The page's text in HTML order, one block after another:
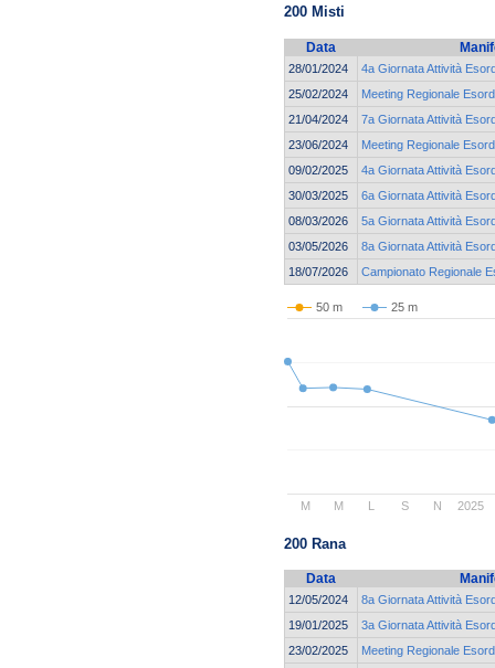
200 Misti
Data
28/01/2024
4a Giornata Attività
25/02/2024
Meeting Regionale
21/04/2024
7a Giornata Attività
23/06/2024
Meeting Regionale
09/02/2025
4a Giornata Attività
30/03/2025
6a Giornata Attività
08/03/2026
5a Giornata Attività
03/05/2026
8a Giornata Attività
18/07/2026
Campionato Regionale
50 m 25 m
2025
M M L S N
200 Rana
Data
12/05/2024
8a Giornata Attività
19/01/2025
3a Giornata Attività
23/02/2025
Meeting Regionale